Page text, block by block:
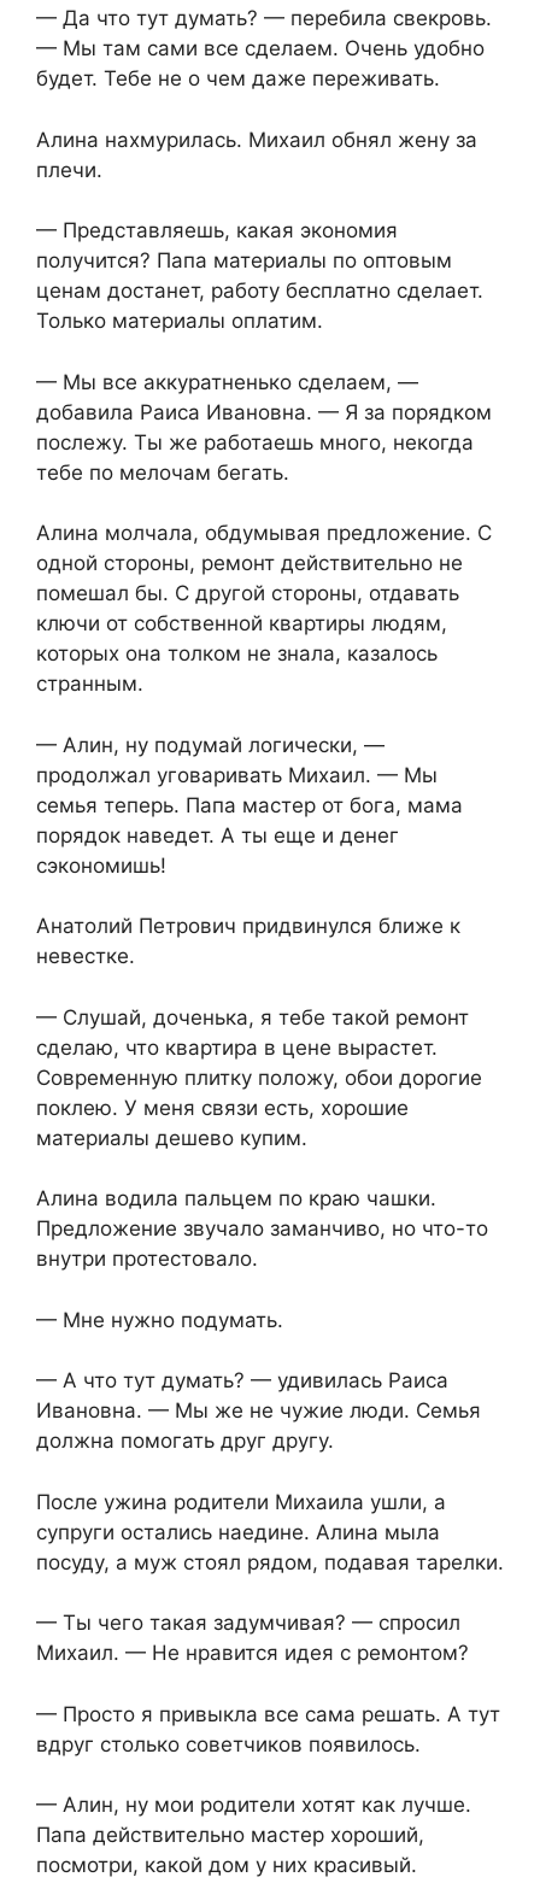
— Да что тут думать? — перебила свекровь.
— Мы там сами все сделаем. Очень удобно
будет. Тебе не о чем даже переживать.
Алина нахмурилась. Михаил обнял жену за
плечи.
— Представляешь, какая экономия
получится? Папа материалы по оптовым
ценам достанет, работу бесплатно сделает.
Только материалы оплатим.
— Мы все аккуратненько сделаем, —
добавила Раиса Ивановна. — Я за порядком
послежу. Ты же работаешь много, некогда
тебе по мелочам бегать.
Алина молчала, обдумывая предложение. С
одной стороны, ремонт действительно не
помешал бы. С другой стороны, отдавать
ключи от собственной квартиры людям,
которых она толком не знала, казалось
странным.
— Алин, ну подумай логически, —
продолжал уговаривать Михаил. — Мы
семья теперь. Папа мастер от бога, мама
порядок наведет. А ты еще и денег
сэкономишь!
Анатолий Петрович придвинулся ближе к
невестке.
— Слушай, доченька, я тебе такой ремонт
сделаю, что квартира в цене вырастет.
Современную плитку положу, обои дорогие
поклею. У меня связи есть, хорошие
материалы дешево купим.
Алина водила пальцем по краю чашки.
Предложение звучало заманчиво, но что-то
внутри протестовало.
— Мне нужно подумать.
— А что тут думать? — удивилась Раиса
Ивановна. — Мы же не чужие люди. Семья
должна помогать друг другу.
После ужина родители Михаила ушли, а
супруги остались наедине. Алина мыла
посуду, а муж стоял рядом, подавая тарелки.
— Ты чего такая задумчивая? — спросил
Михаил. — Не нравится идея с ремонтом?
— Просто я привыкла все сама решать. А тут
вдруг столько советчиков появилось.
— Алин, ну мои родители хотят как лучше.
Папа действительно мастер хороший,
посмотри, какой дом у них красивый.